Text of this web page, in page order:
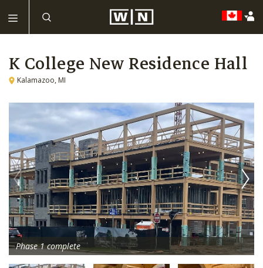
K College New Residence Hall
Kalamazoo, MI
Phase 1 complete